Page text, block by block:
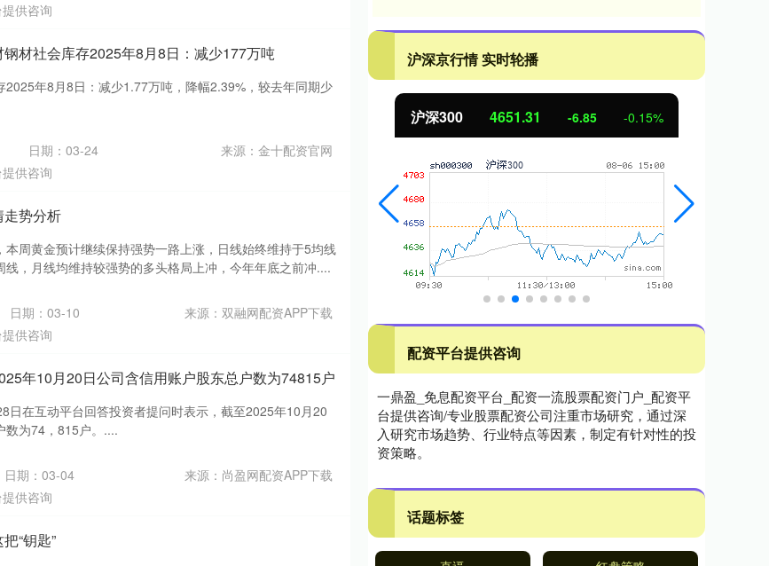
供咨询
材社会库存2025年8月8日：减少177万吨
2025年8月8日：减少1.77万吨，降幅2.39%，较去年同期少
日期：03-24
来源：金十配资官网
供咨询
势分析
周黄金预计继续保持强势一路上涨，日线始终维持于5均线
，月线均维持较强势的多头格局上冲，今年年底之前冲....
日期：03-10
来源：双融网配资APP下载
供咨询
年10月20日公司含信用账户股东总户数为74815户
日在互动平台回答投资者提问时表示，截至2025年10月20
数为74，815户。....
日期：03-04
来源：尚盈网配资APP下载
供咨询
“钥匙”
沪深京行情 实时轮播
北证50 1122.88 3.42 0.30%
配资平台提供咨询
一鼎盈_免息配资平台_配资一流股票配资门户_配资平
台提供咨询/专业股票配资公司注重市场研究，通过深
入研究市场趋势、行业特点等因素，制定有针对性的投
资策略。
话题标签